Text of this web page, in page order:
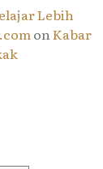
Lebih
onKabar